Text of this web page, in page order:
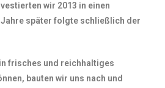
wir 2013 in einen
später folgte schließlich der
frisches und reichhaltiges
bauten wir uns nach und